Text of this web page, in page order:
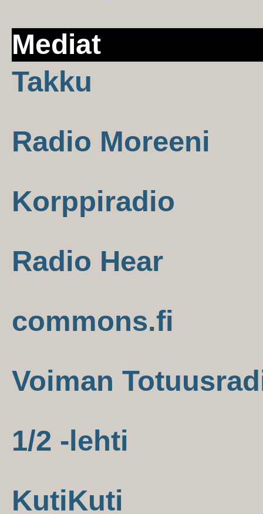
Mediat
Takku
Radio Moreeni
Korppiradio
Radio Hear
commons.fi
Voiman
1/2 -lehti
KutiKuti